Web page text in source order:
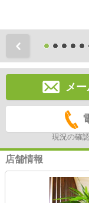
メ
現況の確
店舗情報